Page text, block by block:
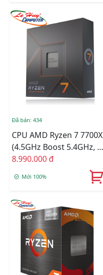
Đã bán: 434
CPU AMD Ryzen 7 7700X
(4.5GHz Boost 5.4GHz, 8
Nhân 16 Luồng, 40MB
AM5)
8.990.000 đ
Mới 100%